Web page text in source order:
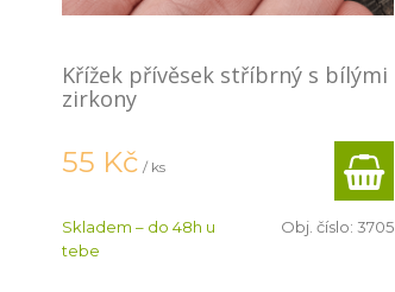
Křížek přívěsek stříbrný s bílými
zirkony
55 Kč / ks
Skladem – do 48h u
tebe
Obj. číslo: 3705